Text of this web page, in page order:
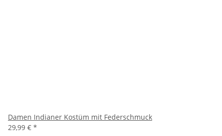
Damen Indianer Kostüm mit Federschmuck
29,99 € *